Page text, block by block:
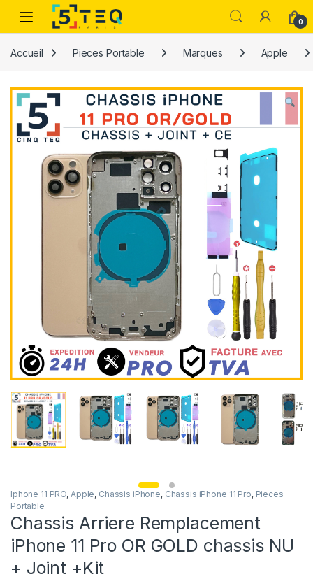
Passer à la navigation
Aller au contenu
0
Accueil Pieces Portable Marques Apple
Iphone 11 PRO, Apple, Chassis iPhone, Chassis iPhone 11 Pro, Pieces
Portable
Chassis Arriere Remplacement
iPhone 11 Pro OR GOLD chassis NU
+ Joint +Kit